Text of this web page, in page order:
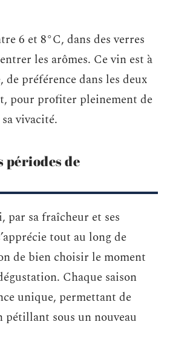
6 et 8°C, dans des verres
les arômes. Ce vin est à
de préférence dans les deux
pour profiter pleinement de
vivacité.
périodes de
par sa fraîcheur et ses
tout au long de
de bien choisir le moment
Chaque saison
unique, permettant de
pétillant sous un nouveau